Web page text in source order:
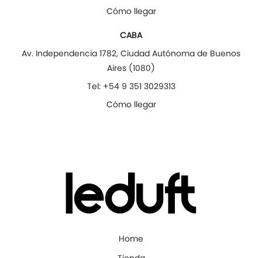
Cómo llegar
CABA
Av. Independencia 1782, Ciudad Autónoma de Buenos
Aires (1080)
Tel: +54 9 351 3029313
Cómo llegar
Home